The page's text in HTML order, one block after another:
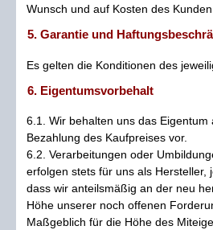
Wunsch und auf Kosten des
5. Garantie und
Es gelten die Konditionen des
6. Eigentumsvorbehalt
6.1. Wir behalten uns das
Bezahlung des Kaufpreises vor.
6.2. Verarbeitungen oder
erfolgen stets für uns als Hersteller,
dass wir anteilsmäßig an der neu
Höhe unserer noch offenen
Maßgeblich für die Höhe des